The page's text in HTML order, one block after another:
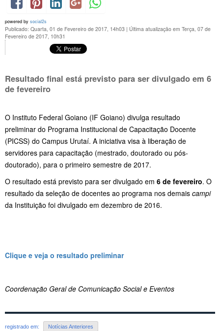
powered by social2s
Publicado: Quarta, 01 de Fevereiro de 2017, 14h03 | Última atualização em Terça, 07 de
Fevereiro de 2017, 10h31
Resultado final está previsto para ser divulgado em 6
de fevereiro
O Instituto Federal Goiano (IF Goiano) divulga resultado
preliminar do Programa Institucional de Capacitação Docente
(PICSS) do Campus Urutaí. A iniciativa visa à liberação de
servidores para capacitação (mestrado, doutorado ou pós-
doutorado), para o primeiro semestre de 2017.
O resultado está previsto para ser divulgado em 6 de fevereiro. O
resultado da seleção de docentes ao programa nos demais campi
da Instituição foi divulgado em dezembro de 2016.
Clique e veja o resultado preliminar
Coordenação Geral de Comunicação Social e Eventos
registrado em: Notícias Anteriores